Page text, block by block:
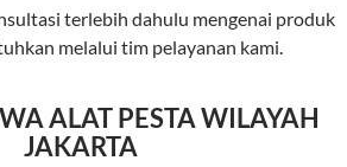
terlebih dahulu mengenai produk
melalui tim pelayanan kami.
ALAT PESTA WILAYAH
JAKARTA